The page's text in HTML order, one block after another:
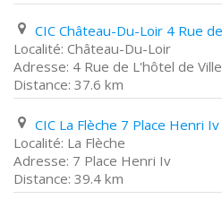
Château-Du-Loir
4 Rue de L'hôtel de Ville
37.6 km
CIC La Flèche 7 Place Henri Iv
La Flèche
7 Place Henri Iv
39.4 km